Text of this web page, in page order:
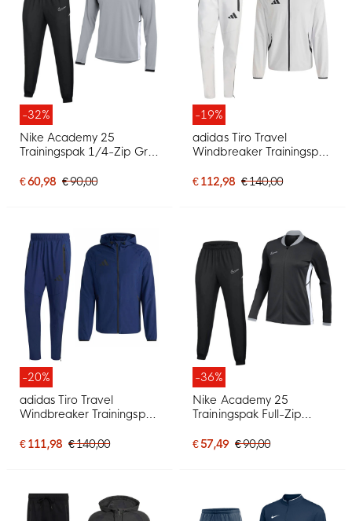
-32%
Nike Academy 25
Trainingspak 1/4-Zip Grijs
€ 60,98 € 90,00
-19%
adidas Tiro Travel
Windbreaker Trainingspak
€ 112,98 € 140,00
-20%
adidas Tiro Travel
Windbreaker Trainingspak
€ 111,98 € 140,00
-36%
Nike Academy 25
Trainingspak Full-Zip
€ 57,49 € 90,00